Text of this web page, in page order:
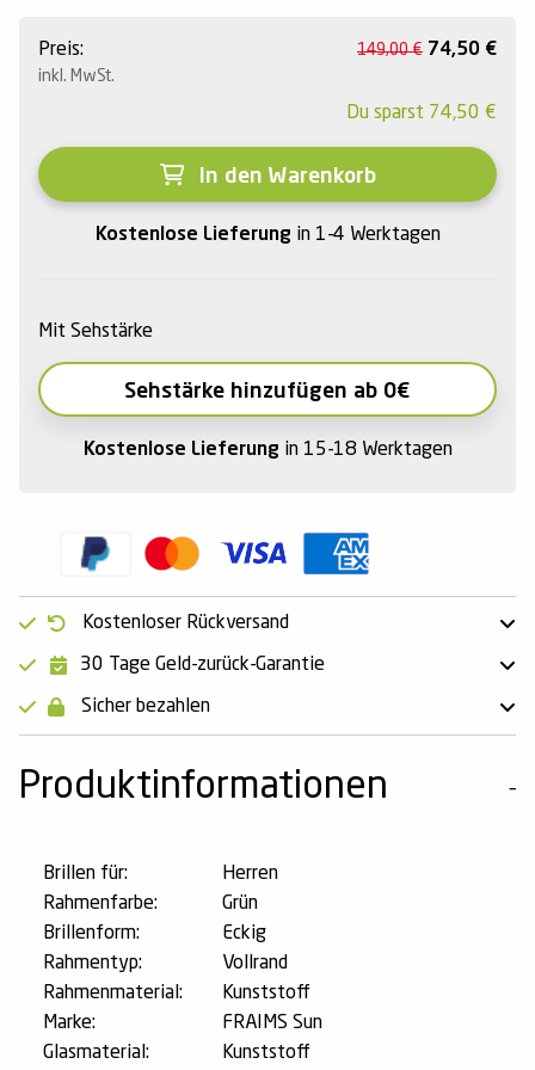
Preis:
inkl. MwSt.
149,00€ 74,50 €
Du sparst 74,50 €
In den Warenkorb
Kostenlose Lieferung in 1-4 Werktagen
Mit Sehstärke
Sehstärke hinzufügen ab 0€
Kostenlose Lieferung in 15-18 Werktagen
Kostenloser Rückversand
30 Tage Geld-zurück-Garantie
Sicher bezahlen
Produktinformationen
Brillen für:
Herren
Rahmenfarbe:
Grün
Brillenform:
Eckig
Rahmentyp:
Vollrand
Rahmenmaterial:
Kunststoff
Marke:
FRAIMS Sun
Glasmaterial:
Kunststoff